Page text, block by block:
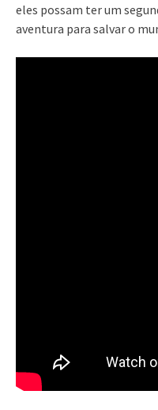
eles possam ter um
aventura para salvar o